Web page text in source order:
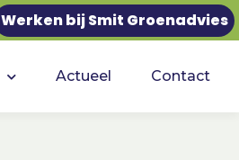
Werken bij Smit Groenadvies
Actueel Contact